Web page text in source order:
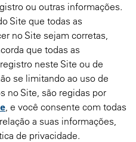
ou outras informações.
Site que todas as
no Site sejam corretas,
que todas as
neste Site ou de
se limitando ao uso de
no Site, são regidas por
, e você consente com todas
a suas informações,
de privacidade.